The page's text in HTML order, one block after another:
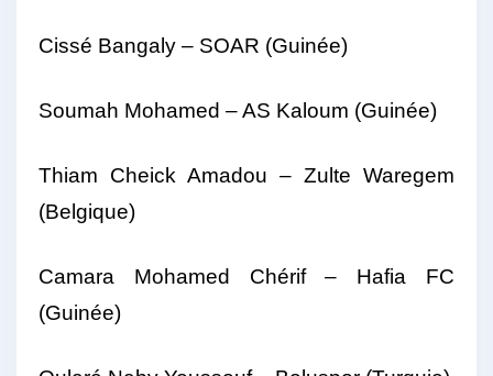
Cissé Bangaly – SOAR (Guinée)
Soumah Mohamed – AS Kaloum (Guinée)
Thiam Cheick Amadou – Zulte Waregem
(Belgique)
Camara Mohamed Chérif – Hafia FC
(Guinée)